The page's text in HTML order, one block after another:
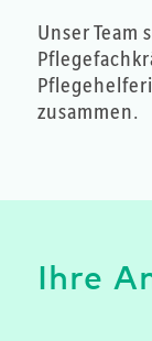
Unser Team
zusammen.
Ihre